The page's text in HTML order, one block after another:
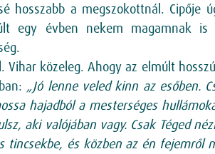
hosszabb a megszokottnál.
egy évben nekem magamnak
Vihar közeleg. Ahogy az elmúlt
„Jó lenne veled kinn az esőben.
hajadból a mesterséges
aki valójában vagy. Csak Téged
tincsekbe, és közben az én fejemről